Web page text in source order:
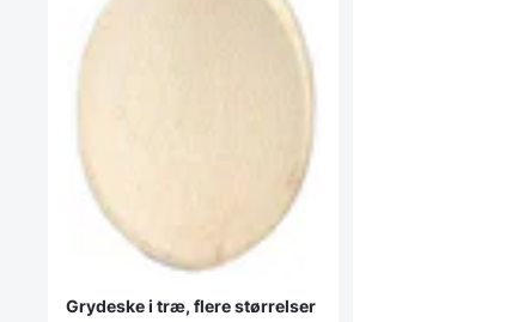
Grydeske i træ, flere størrelser